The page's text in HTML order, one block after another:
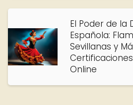
El Poder de la
Española:
Sevillanas y
Certificaciones
Online